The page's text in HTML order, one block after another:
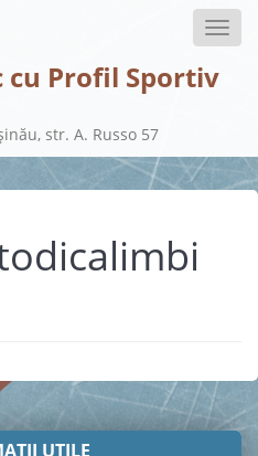
Toggle
cu Profil Sportiv
str. A. Russo 57
UTILE